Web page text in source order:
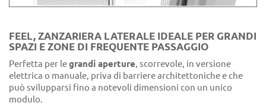
FEEL, ZANZARIERA LATERALE IDEALE PER GRANDI
SPAZI E ZONE DI FREQUENTE PASSAGGIO
Perfetta per legrandi aperture, scorrevole, in versione
elettrica o manuale, priva di barriere architettoniche e che
può svilupparsi fino a notevoli dimensioni con un unico
modulo.